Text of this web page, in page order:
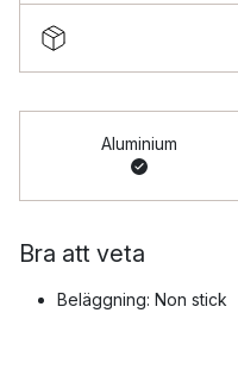
Aluminium
Bra att veta
Beläggning: Non stick